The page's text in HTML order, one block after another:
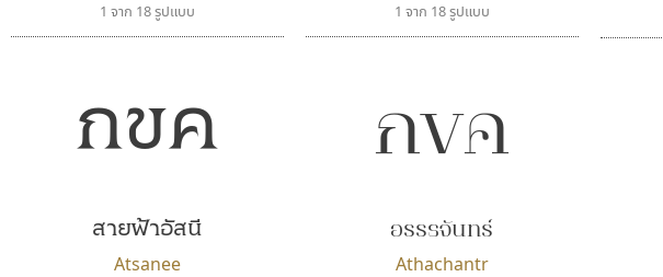
1 จาก 18 รูปแบบ 1 จาก 18 รูปแบบ
กขค
สายฟ้าอัสนี
Atsanee
กขค
อรรธจันทร์
Athachantr